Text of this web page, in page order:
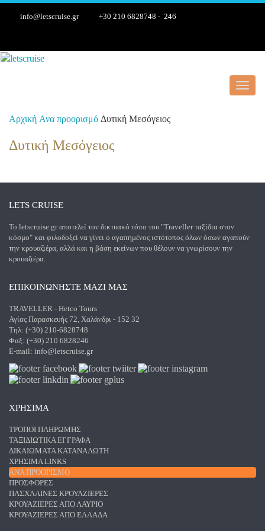
info@letscruise.gr +30 210 6828748 - 246
Αρχική Ανα προορισμό Δυτική Μεσόγειος
Δυτική Μεσόγειος
LETS CRUISE
Το letscruise.gr αποτελεί τον δικτυακό τόπο του "Traveller ταξίδια στον
κόσμο" και φιλοδοξεί να γίνει ο αγαπημένος ιστότοπος όλων όσων αγαπούν
την κρουαζιέρα, αλλά και η βάση εκείνων που θέλουν να γνωρίσουν την
κρουαζιέρα.
ΕΠΙΚΟΙΝΩΝΗΣΤΕ ΜΑΖΙ ΜΑΣ
TRAVELLER - Hetco Tours
Αγίας Παρασκευής 72, Χαλάνδρι - 152 32
Τηλ: (+30) 210-6828748
Φαξ: (+30) 210 6828246
E-mail: info@letscruise.gr
ΧΡΗΣΙΜΑ
ΤΡΌΠΟΙ ΠΛΗΡΩΜΉΣ
ΤΑΞΙΔΙΩΤΙΚΆ ΈΓΓΡΑΦΑ
ΔΙΚΑΙΏΜΑΤΑ ΚΑΤΑΝΑΛΩΤΉ
ΧΡΉΣΙΜΑ LINKS
ΑΝΑ ΠΡΟΟΡΙΣΜΌ
ΠΡΟΣΦΟΡΈΣ
ΠΑΣΧΑΛΙΝΈΣ ΚΡΟΥΑΖΙΈΡΕΣ
ΚΡΟΥΑΖΙΈΡΕΣ ΑΠΌ ΛΑΎΡΙΟ
ΚΡΟΥΑΖΙΈΡΕΣ ΑΠΌ ΕΛΛΆΔΑ